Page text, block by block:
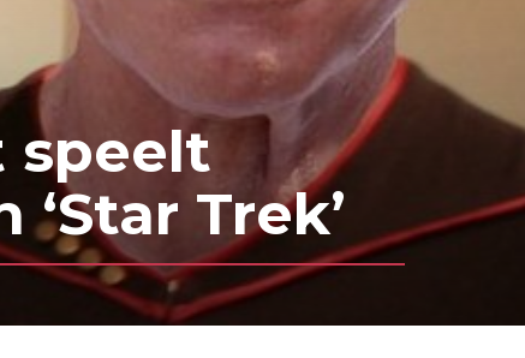
speelt
Trek’